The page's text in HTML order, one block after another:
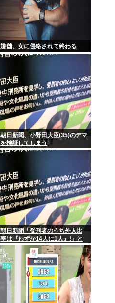
嫌儲、女に侵略されて終わる
朝日新聞、小野田大臣(35)のデマ
を検証してしまう
朝日新聞「受刑者のうち外人比
率は『わずか14人に1人』!」と
皆をビビらせる 受刑者の7%が外
人…